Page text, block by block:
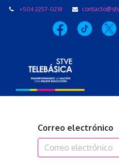
+504 2257-0218
Correo electrónico